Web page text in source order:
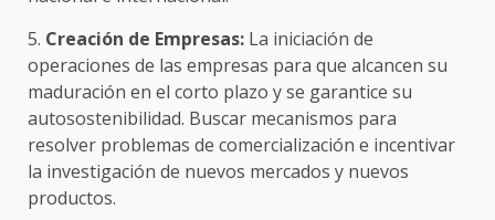
5. Creación de Empresas: La iniciación de
operaciones de las empresas para que alcancen su
maduración en el corto plazo y se garantice su
autosostenibilidad. Buscar mecanismos para
resolver problemas de comercialización e incentivar
la investigación de nuevos mercados y nuevos
productos.